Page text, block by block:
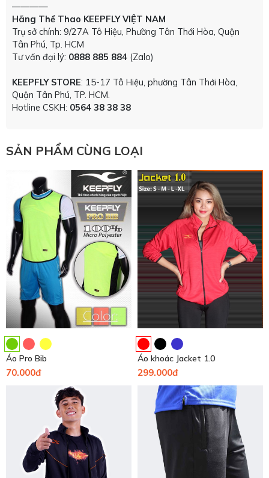
————
Hãng Thể Thao KEEPFLY VIỆT NAM
Trụ sở chính: 9/27A Tô Hiệu, Phường Tân Thới Hòa, Quận
Tân Phú, Tp. HCM
Tư vấn đại lý: 0888 885 884 (Zalo)
KEEPFLY STORE: 15-17 Tô Hiệu, phường Tân Thới Hòa,
Quận Tân Phú, TP. HCM.
Hotline CSKH: 0564 38 38 38
SẢN PHẨM CÙNG LOẠI
Áo Pro Bib
70.000đ
Áo khoác Jacket 1.0
299.000đ